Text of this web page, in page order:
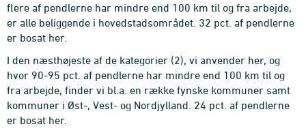
flere af pendlerne har mindre end 100 km til og fra arbejde,
er alle beliggende i hovedstadsområdet. 32 pct. af pendlerne
er bosat her.
I den næsthøjeste af de kategorier (2), vi anvender her, og
hvor 90-95 pct. af pendlerne har mindre end 100 km til og
fra arbejde, finder vi bl.a. en række fynske kommuner samt
kommuner i Øst-, Vest- og Nordjylland. 24 pct. af pendlerne
er bosat her.